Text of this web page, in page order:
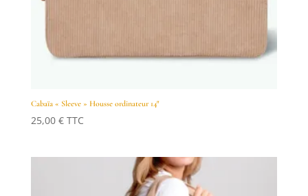
Cabaïa « Sleeve » Housse ordinateur 14″
25,00 € TTC